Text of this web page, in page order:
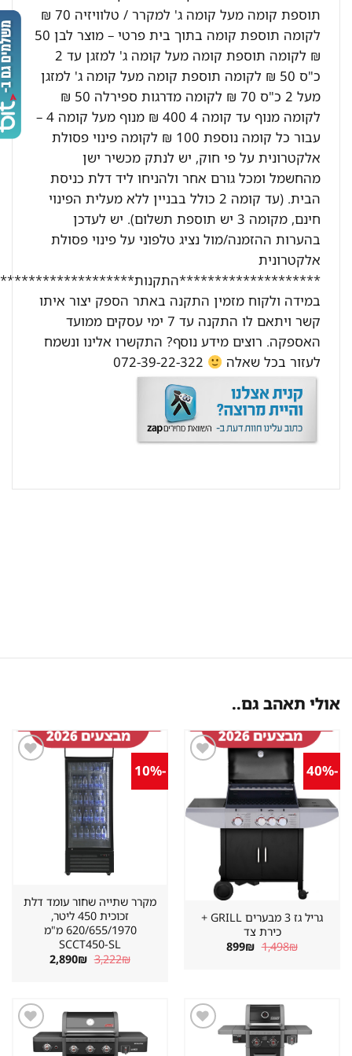
תוספת קומה מעל קומה ג' למקרר / טלוויזיה 70 ₪
לקומה תוספת קומה בתוך בית פרטי – מוצר לבן 50
₪ לקומה תוספת קומה מעל קומה ג' למזגן עד 2
כ"ס 50 ₪ לקומה תוספת קומה מעל קומה ג' למזגן
מעל 2 כ"ס 70 ₪ לקומה מדרגות ספירלה 50 ₪
לקומה מנוף עד קומה 4 400 ₪ מנוף מעל קומה 4 –
עבור כל קומה נוספת 100 ₪ לקומה פינוי פסולת
אלקטרונית על פי חוק, יש לנתק מכשיר ישן
מהחשמל ומכל גורם אחר ולהניחו ליד דלת כניסת
הבית. (עד קומה 2 כולל בבניין ללא מעלית הפינוי
חינם, מקומה 3 יש תוספת תשלום). יש לעדכן
בהערות ההזמנה/מול נציג טלפוני על פינוי פסולת
אלקטרונית
********************התקנות********************:
במידה ולקוח מזמין התקנה באתר הספק יצור איתו
קשר ויתאם לו התקנה עד 7 ימי עסקים ממועד
האספקה. רוצים מידע נוסף? התקשרו אלינו ונשמח
לעזור בכל שאלה
072-39-22-322
אולי תאהב גם..
במועדפים
גריל גז 3 מבערים GRILL +
כירת צד
1,498 המחיר
המקורי
899 ₪ המחיר
הנוכחי
מקרר שתייה שחור עומד דלת
זכוכית 450 ליטר,
620/655/1970 מ"מ
SCCT450-SL
3,222 המחיר
המקורי
2,890 ₪ המחיר
הנוכחי
שמור
מוצר